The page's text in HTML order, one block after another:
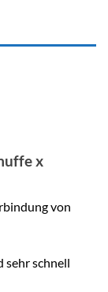
x
von
sehr schnell